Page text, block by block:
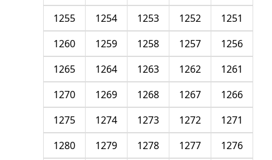
1251
1252
1253
1254
1255
1256
1257
1258
1259
1260
1261
1262
1263
1264
1265
1266
1267
1268
1269
1270
1271
1272
1273
1274
1275
1276
1277
1278
1279
1280